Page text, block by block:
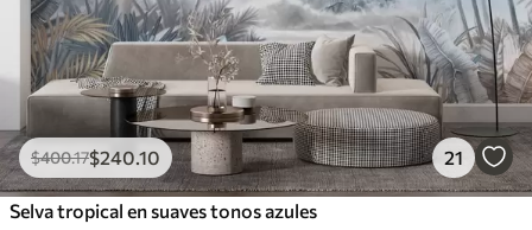
$400.17$240 .10 21
Selva tropical en suaves tonos azules